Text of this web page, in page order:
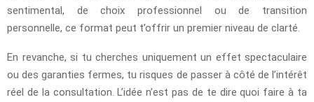
sentimental, de choix professionnel ou de transition
personnelle, ce format peut t’offrir un premier niveau de clarté.
En revanche, si tu cherches uniquement un effet spectaculaire
ou des garanties fermes, tu risques de passer à côté de l’intérêt
réel de la consultation. L’idée n’est pas de te dire quoi faire à ta